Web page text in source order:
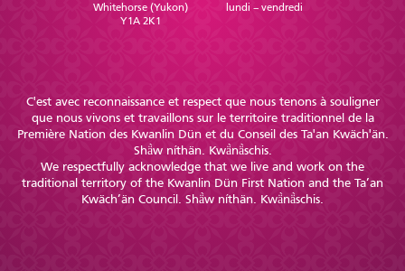
Whitehorse (Yukon)
Y1A 2K1
lundi – vendredi
C'est avec reconnaissance et respect que nous tenons à souligner
que nous vivons et travaillons sur le territoire traditionnel de la
Première Nation des Kwanlin Dün et du Conseil des Ta'an Kwäch'än.
Shä̀w níthän. Kwä̀nä̀schis.
We respectfully acknowledge that we live and work on the
traditional territory of the Kwanlin Dün First Nation and the Ta’an
Kwäch’än Council. Shä̀w níthän. Kwä̀nä̀schis.